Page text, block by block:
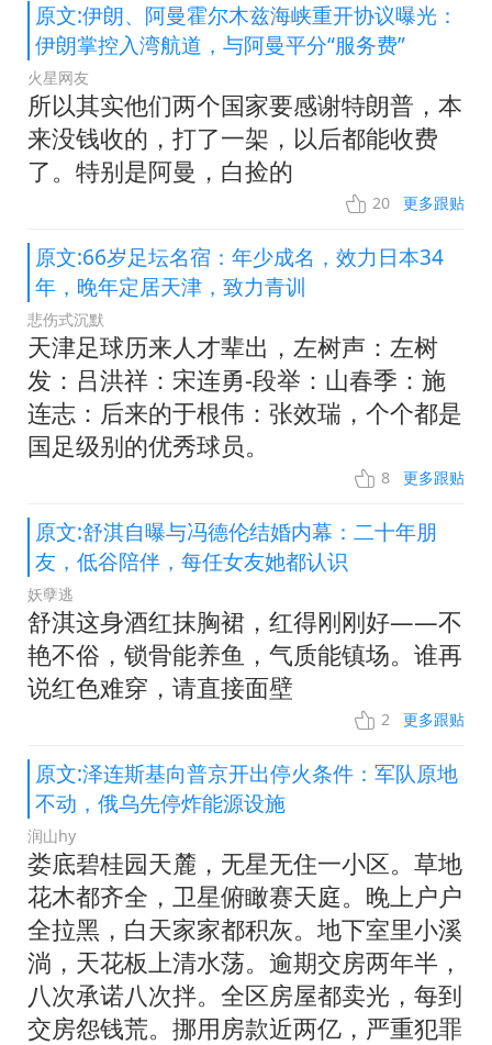
原文:伊朗、阿曼霍尔木兹海峡重开协议曝光：
伊朗掌控入湾航道，与阿曼平分“服务费”
火星网友
所以其实他们两个国家要感谢特朗普，本
来没钱收的，打了一架，以后都能收费
了。特别是阿曼，白捡的
20 更多跟贴
原文:66岁足坛名宿：年少成名，效力日本34
年，晚年定居天津，致力青训
悲伤式沉默
天津足球历来人才辈出，左树声：左树
发：吕洪祥：宋连勇-段举：山春季：施
连志：后来的于根伟：张效瑞，个个都是
国足级别的优秀球员。
8 更多跟贴
原文:舒淇自曝与冯德伦结婚内幕：二十年朋
友，低谷陪伴，每任女友她都认识
妖孽逃
舒淇这身酒红抹胸裙，红得刚刚好——不
艳不俗，锁骨能养鱼，气质能镇场。谁再
说红色难穿，请直接面壁
2 更多跟贴
原文:泽连斯基向普京开出停火条件：军队原地
不动，俄乌先停炸能源设施
润山hy
娄底碧桂园天麓，无星无住一小区。草地
花木都齐全，卫星俯瞰赛天庭。晚上户户
全拉黑，白天家家都积灰。地下室里小溪
淌，天花板上清水荡。逾期交房两年半，
八次承诺八次拌。全区房屋都卖光，每到
交房怨钱荒。挪用房款近两亿，严重犯罪